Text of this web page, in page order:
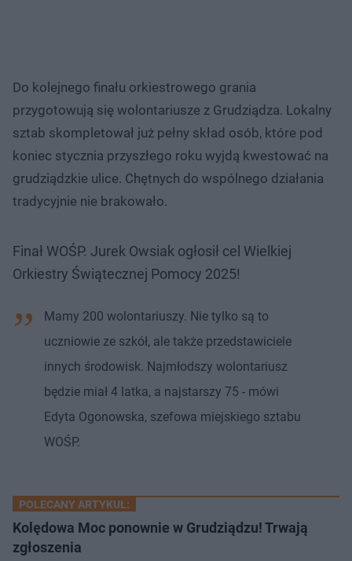
Do kolejnego finału orkiestrowego grania
przygotowują się wolontariusze z Grudziądza. Lokalny
sztab skompletował już pełny skład osób, które pod
koniec stycznia przyszłego roku wyjdą kwestować na
grudziądzkie ulice. Chętnych do wspólnego działania
tradycyjnie nie brakowało.
Finał WOŚP. Jurek Owsiak ogłosił cel Wielkiej
Orkiestry Świątecznej Pomocy 2025!
Mamy 200 wolontariuszy. Nie tylko są to
uczniowie ze szkół, ale także przedstawiciele
innych środowisk. Najmłodszy wolontariusz
będzie miał 4 latka, a najstarszy 75 - mówi
Edyta Ogonowska, szefowa miejskiego sztabu
WOŚP.
POLECANY ARTYKUŁ:
Kolędowa Moc ponownie w Grudziądzu! Trwają
zgłoszenia